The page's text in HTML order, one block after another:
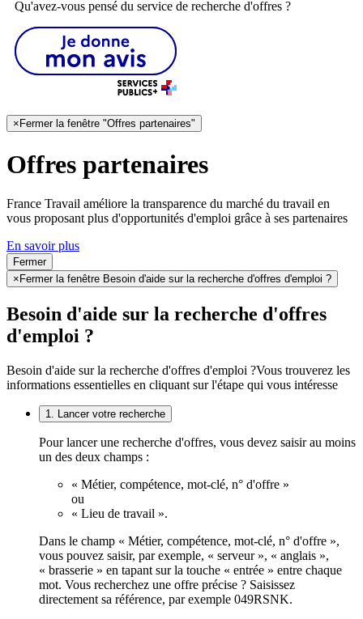
Qu'avez-vous pensé du service de recherche d'offres ?
× Fermer la fenêtre "Offres partenaires"
Offres partenaires
France Travail améliore la transparence du marché du travail en
vous proposant plus d'opportunités d'emploi grâce à ses partenaires
En savoir plus
Fermer
× Fermer la fenêtre Besoin d'aide sur la recherche d'offres d'emploi ?
Besoin d'aide sur la recherche d'offres
d'emploi ?
Besoin d'aide sur la recherche d'offres d'emploi ?Vous trouverez les
informations essentielles en cliquant sur l'étape qui vous intéresse
1. Lancer votre recherche
Pour lancer une recherche d'offres, vous devez saisir au moins
un des deux champs :
« Métier, compétence, mot-clé, n° d'offre »
ou
« Lieu de travail ».
Dans le champ « Métier, compétence, mot-clé, n° d'offre »,
vous pouvez saisir, par exemple, « serveur », « anglais »,
« brasserie » en tapant sur la touche « entrée » entre chaque
mot. Vous recherchez une offre précise ? Saisissez
directement sa référence, par exemple 049RSNK.